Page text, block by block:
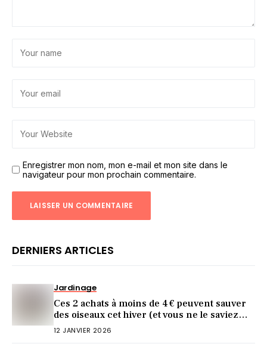
Enregistrer mon nom, mon e-mail et mon site dans le
navigateur pour mon prochain commentaire.
DERNIERS ARTICLES
Jardinage
Ces 2 achats à moins de 4 € peuvent sauver
des oiseaux cet hiver (et vous ne le saviez
pas)
12 JANVIER 2026